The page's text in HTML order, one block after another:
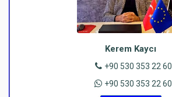
Kerem Kaycı
+90 530 353 22 60
+90 530 353 22 60